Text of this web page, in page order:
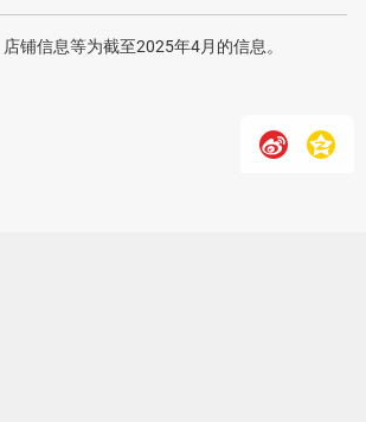
铺信息等为截至2025年4月的信息。